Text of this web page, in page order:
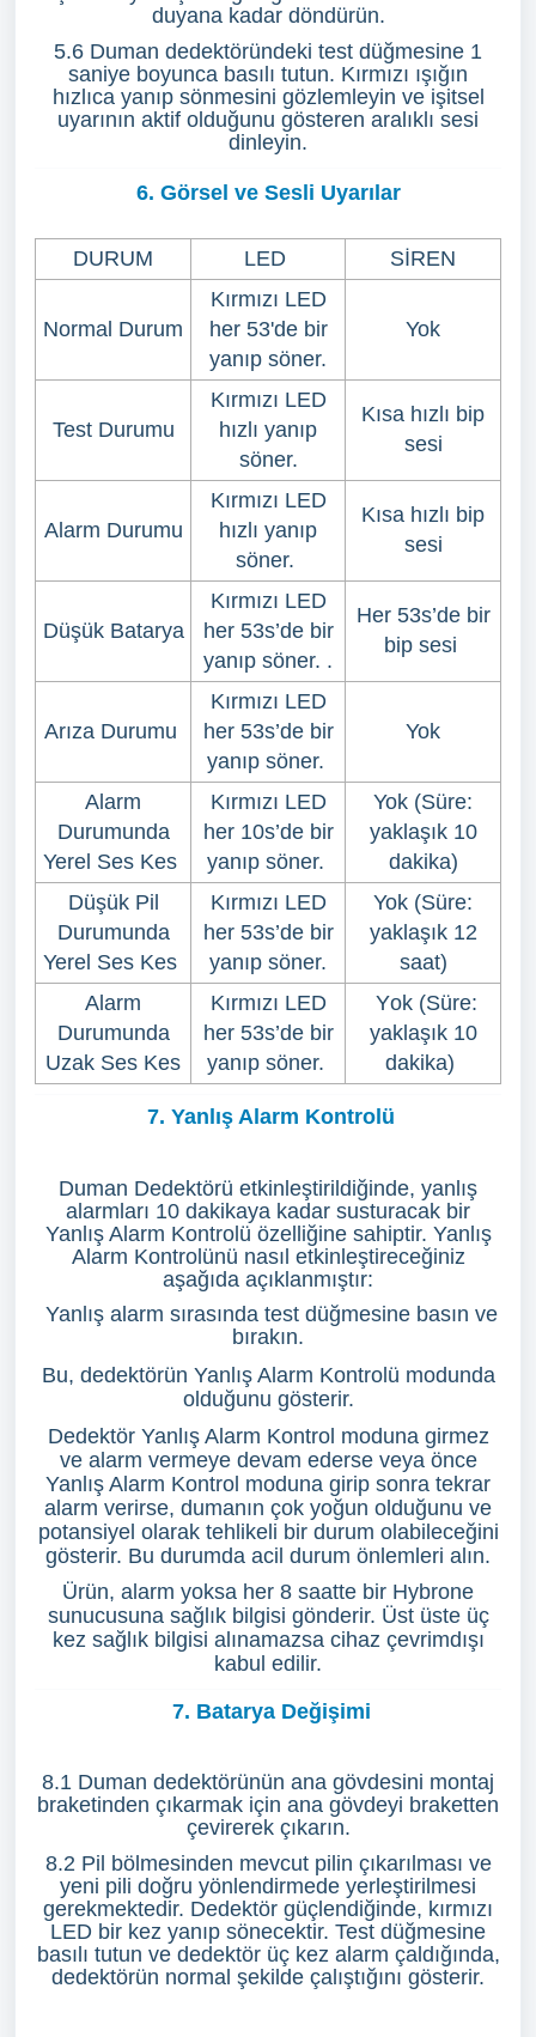
duyana kadar döndürün.
5.6 Duman dedektöründeki test düğmesine 1
saniye boyunca basılı tutun. Kırmızı ışığın
hızlıca yanıp sönmesini gözlemleyin ve işitsel
uyarının aktif olduğunu gösteren aralıklı sesi
dinleyin.
6. Görsel ve Sesli Uyarılar
DURUM LED SİREN
Normal Durum
Kırmızı LED
her 53'de bir
yanıp söner.
Yok
Test Durumu
Kırmızı LED
hızlı yanıp
söner.
Kısa hızlı bip
sesi
Alarm Durumu
Kırmızı LED
hızlı yanıp
söner.
Kısa hızlı bip
sesi
Düşük Batarya
Kırmızı LED
her 53s’de bir
yanıp söner. .
Her 53s’de bir
bip sesi
Arıza Durumu
Kırmızı LED
her 53s’de bir
yanıp söner.
Yok
Alarm
Durumunda
Yerel Ses Kes
Kırmızı LED
her 10s’de bir
yanıp söner.
Yok (Süre:
yaklaşık 10
dakika)
Düşük Pil
Durumunda
Yerel Ses Kes
Kırmızı LED
her 53s’de bir
yanıp söner.
Yok (Süre:
yaklaşık 12
saat)
Alarm
Durumunda
Uzak Ses Kes
Kırmızı LED
her 53s’de bir
yanıp söner.
Yok (Süre:
yaklaşık 10
dakika)
7. Yanlış Alarm Kontrolü
Duman Dedektörü etkinleştirildiğinde, yanlış
alarmları 10 dakikaya kadar susturacak bir
Yanlış Alarm Kontrolü özelliğine sahiptir. Yanlış
Alarm Kontrolünü nasıl etkinleştireceğiniz
aşağıda açıklanmıştır:
Yanlış alarm sırasında test düğmesine basın ve
bırakın.
Bu, dedektörün Yanlış Alarm Kontrolü modunda
olduğunu gösterir.
Dedektör Yanlış Alarm Kontrol moduna girmez
ve alarm vermeye devam ederse veya önce
Yanlış Alarm Kontrol moduna girip sonra tekrar
alarm verirse, dumanın çok yoğun olduğunu ve
potansiyel olarak tehlikeli bir durum olabileceğini
gösterir. Bu durumda acil durum önlemleri alın.
Ürün, alarm yoksa her 8 saatte bir Hybrone
sunucusuna sağlık bilgisi gönderir. Üst üste üç
kez sağlık bilgisi alınamazsa cihaz çevrimdışı
kabul edilir.
7. Batarya Değişimi
8.1 Duman dedektörünün ana gövdesini montaj
braketinden çıkarmak için ana gövdeyi braketten
çevirerek çıkarın.
8.2 Pil bölmesinden mevcut pilin çıkarılması ve
yeni pili doğru yönlendirmede yerleştirilmesi
gerekmektedir. Dedektör güçlendiğinde, kırmızı
LED bir kez yanıp sönecektir. Test düğmesine
basılı tutun ve dedektör üç kez alarm çaldığında,
dedektörün normal şekilde çalıştığını gösterir.